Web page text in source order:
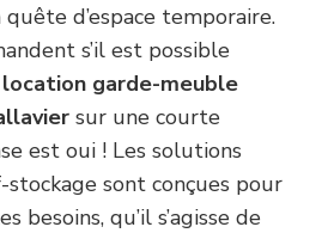
d’espace temporaire.
s’il est possible
location garde-meuble
sur une courte
est oui ! Les solutions
sont conçues pour
besoins, qu’il s’agisse de